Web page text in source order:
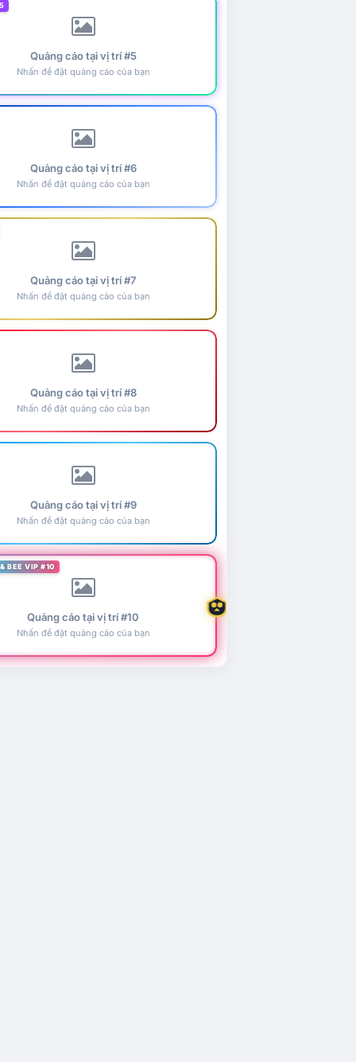
Quảng cáo tại vị trí #5
Nhấn để đặt quảng cáo của bạn
Quảng cáo tại vị trí #6
Nhấn để đặt quảng cáo của bạn
Quảng cáo tại vị trí #7
Nhấn để đặt quảng cáo của bạn
Quảng cáo tại vị trí #8
Nhấn để đặt quảng cáo của bạn
Quảng cáo tại vị trí #9
Nhấn để đặt quảng cáo của bạn
BEE VIP #10
Quảng cáo tại vị trí #10
Nhấn để đặt quảng cáo của bạn